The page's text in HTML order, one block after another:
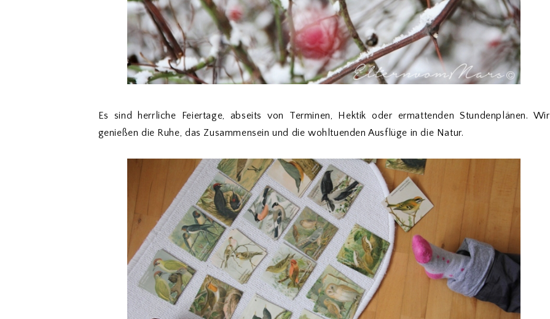
Es sind herrliche Feiertage, abseits von Terminen, Hektik oder ermattenden Stundenplänen. Wir
genießen die Ruhe, das Zusammensein und die wohltuenden Ausflüge in die Natur.